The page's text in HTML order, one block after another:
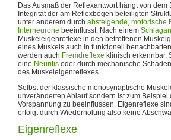
Das Ausmaß der Reflexantwort hängt von
Integrität der am Reflexbogen beteiligten
unter anderem durch absteigende, motorische
Interneurone beeinflusst. Nach einem
Muskeleigenreflexe in den betroffenen
eines Muskels auch in funktionell
werden auch Fremdreflexe klinisch erkennbar.
eine Neuritis oder durch mechanische
des Muskeleigenreflexes.
Selbst der klassische monosynaptische
unveränderten Ablauf sondern ist zum
Vorspannung zu beeinflussen. Eigenreflexe
erfolgt durch Wiederholung also keine
Eigenreflexe